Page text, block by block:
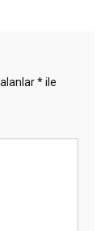
*ile